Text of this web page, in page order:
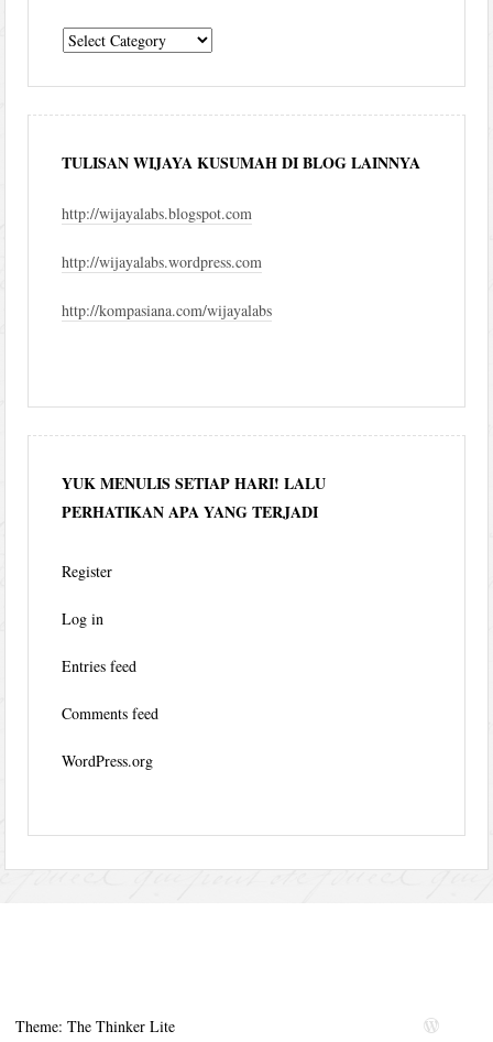
komentar
TULISAN WIJAYA KUSUMAH DI BLOG LAINNYA
http://wijayalabs.blogspot.com
http://wijayalabs.wordpress.com
http://kompasiana.com/wijayalabs
YUK MENULIS SETIAP HARI! LALU
PERHATIKAN APA YANG TERJADI
Register
Log in
Entries feed
Comments feed
WordPress.org
Theme: The Thinker Lite